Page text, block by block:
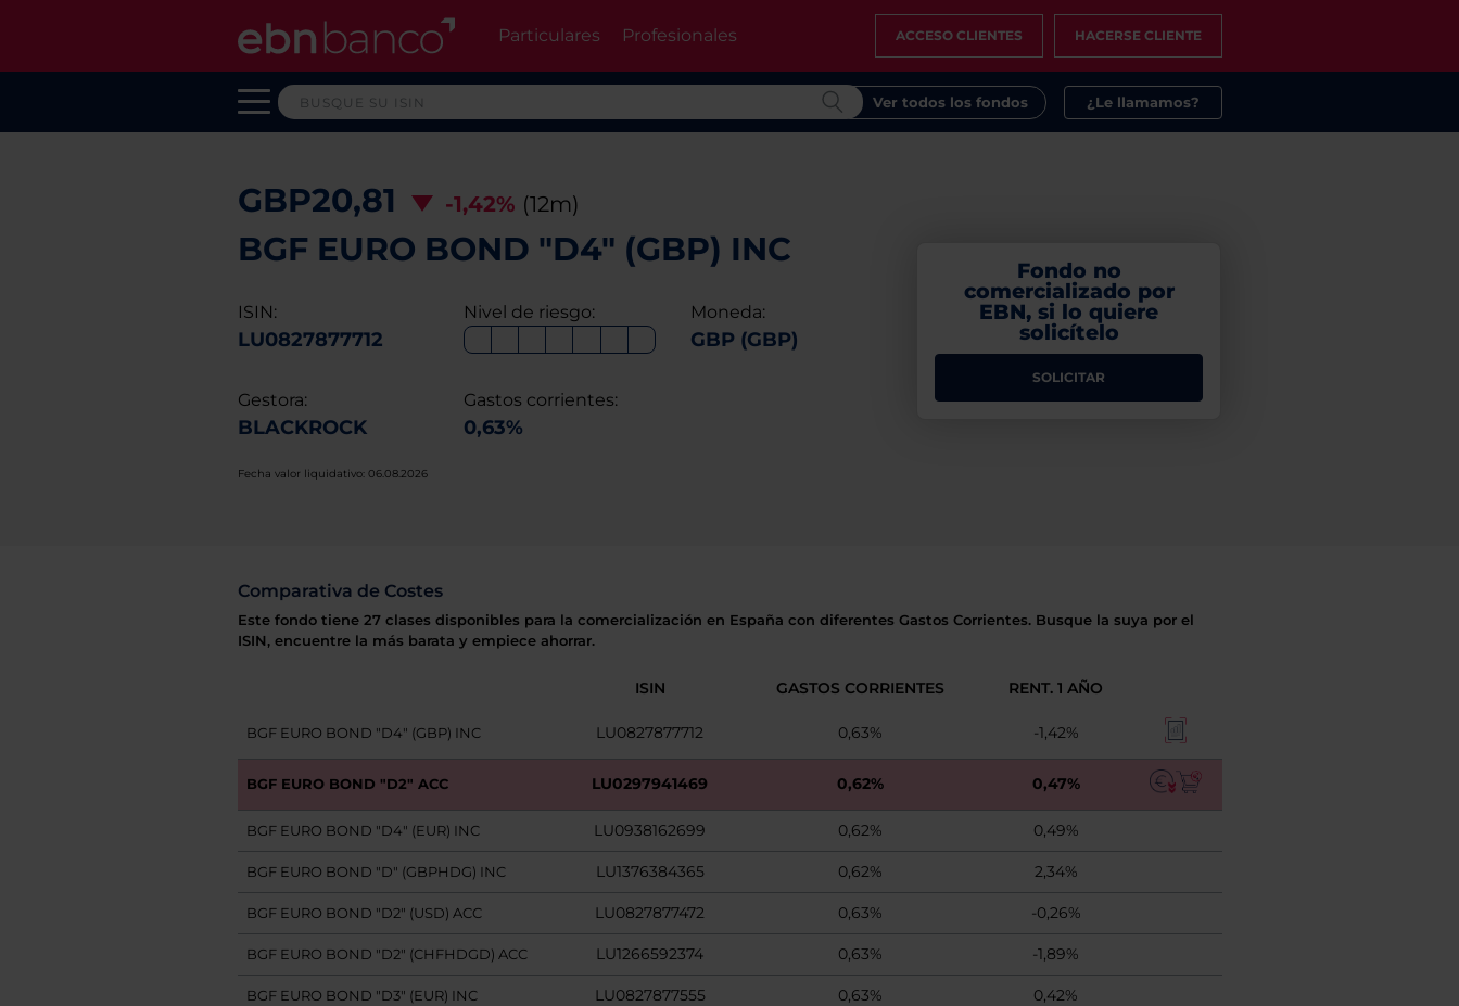
Particulares Profesionales ACCESO CLIENTES HACERSE CLIENTE
Ver todos los fondos ¿Le llamamos?
GBP20,81 -1,42% (12m)
BGF EURO BOND "D4" (GBP) INC
ISIN:
LU0827877712
Nivel de riesgo: Moneda:
GBP (GBP)
Gestora:
BLACKROCK
Gastos corrientes:
0,63%
Fecha valor liquidativo: 06.08.2026
Fondo no
comercializado por
EBN, si lo quiere
solicítelo
SOLICITAR
Comparativa de Costes
Este fondo tiene 27 clases disponibles para la comercialización en España con diferentes Gastos Corrientes. Busque la suya por el
ISIN, encuentre la más barata y empiece ahorrar.
ISIN GASTOS CORRIENTES RENT. 1 AÑO
BGF EURO BOND "D4" (GBP) INC LU0827877712 0,63% -1,42%
BGF EURO BOND "D2" ACC LU0297941469 0,62% 0,47%
BGF EURO BOND "D4" (EUR) INC LU0938162699 0,62% 0,49%
BGF EURO BOND "D" (GBPHDG) INC LU1376384365 0,62% 2,34%
BGF EURO BOND "D2" (USD) ACC LU0827877472 0,63% -0,26%
BGF EURO BOND "D2" (CHFHDGD) ACC LU1266592374 0,63% -1,89%
BGF EURO BOND "D3" (EUR) INC LU0827877555 0,63% 0,42%